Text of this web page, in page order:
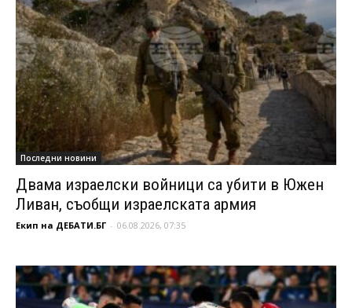
Последни новини
Двама израелски войници са убити в Южен
Ливан, съобщи израелската армия
Екип на ДЕБАТИ.БГ - 06.08.2026, 07:35